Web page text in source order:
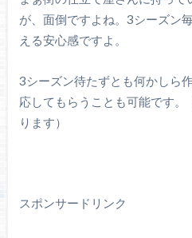
が、面倒ですよね。3シーズン
える安心感ですよ。
3シーズン待たずとも何かしら
応してもらうことも可能です
ります）
スポンサードリンク